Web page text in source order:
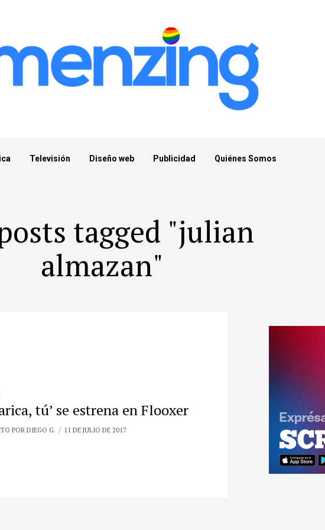
Televisión Diseño web Publicidad Quiénes Somos
tagged "julian
almazan"
tú’ se estrena en Flooxer
POR DIEGO G. 11 DE JULIO DE 2017